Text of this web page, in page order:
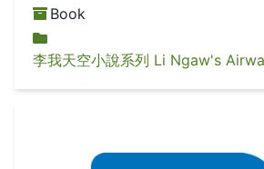
Book
李我天空小說系列 Li Ngaw's